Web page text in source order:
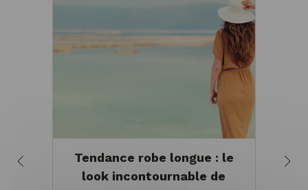
Tendance robe longue : le
look incontournable de